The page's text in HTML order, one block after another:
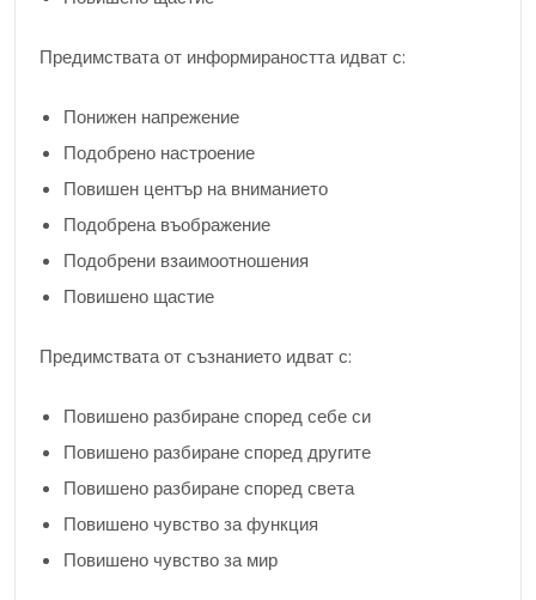
Предимствата от информираността идват с:
Понижен напрежение
Подобрено настроение
Повишен център на вниманието
Подобрена въображение
Подобрени взаимоотношения
Повишено щастие
Предимствата от съзнанието идват с:
Повишено разбиране според себе си
Повишено разбиране според другите
Повишено разбиране според света
Повишено чувство за функция
Повишено чувство за мир